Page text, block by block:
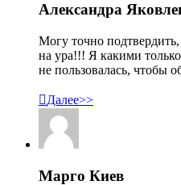
Александра
Могу точно
на ура!!! Я какими
не пользовалась, чтобы
Далее>>
Марго Киев